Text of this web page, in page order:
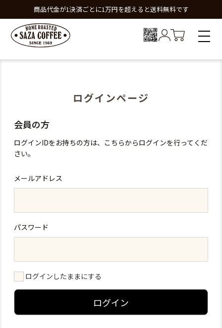
商品代金が1決済ごとに1万円を超えると送料無料です
ログインページ
会員の方
ログインIDをお持ちの方は、こちらからログインを行ってくだ
さい。
メールアドレス
パスワード
ログインしたままにする
ログイン